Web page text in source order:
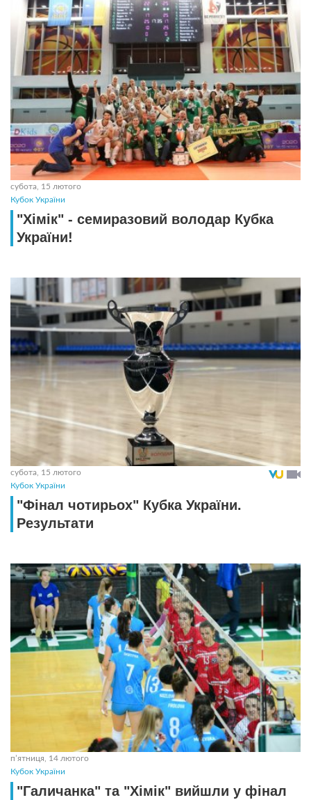
субота, 15 лютого
Кубок України
"Хімік" - семиразовий володар Кубка
України!
субота, 15 лютого
Кубок України
"Фінал чотирьох" Кубка України.
Результати
пʼятниця, 14 лютого
Кубок України
"Галичанка" та "Хімік" вийшли у фінал